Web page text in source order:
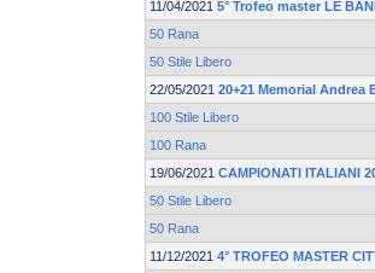
11/04/2021 5° Trofeo master LE
50 Rana
50 Stile Libero
22/05/2021 20+21 Memorial Andrea
100 Stile Libero
100 Rana
19/06/2021 CAMPIONATI ITALIANI
50 Stile Libero
50 Rana
11/12/2021 4° TROFEO MASTER